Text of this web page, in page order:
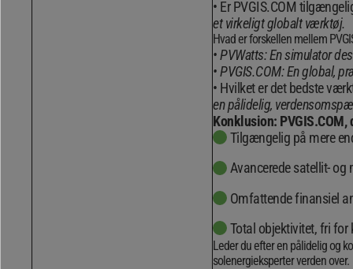
Er PVGIS.COM
et virkeligt globalt værktøj.
Hvad er forskellen mellem
PVWatts: En simulator
PVGIS.COM: En global,
Hvilket er det bedste
en pålidelig,
Konklusion:
Tilgængelig på mere
Avancerede satellit-
Omfattende finansiel
Total objektivitet, fri
Leder du efter en pålidelig og
solenergieksperter verden over.